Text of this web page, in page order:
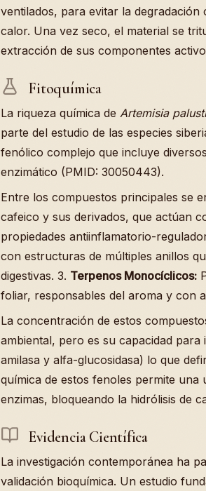
ventilados, para evitar la degradación
calor. Una vez seco, el material se
extracción de sus componentes
Fitoquímica
La riqueza química de Artemisia
parte del estudio de las especies
fenólico complejo que incluye
enzimático (PMID: 30050443).
Entre los compuestos principales se
cafeico y sus derivados, que actúan
propiedades antiinflamatorio-
con estructuras de múltiples anillos
digestivas. 3. Terpenos Monocíclicos:
foliar, responsables del aroma y con
La concentración de estos
ambiental, pero es su capacidad
amilasa y alfa-glucosidasa) lo que
química de estos fenoles permite
enzimas, bloqueando la hidrólisis de
Evidencia Científica
La investigación contemporánea ha
validación bioquímica. Un estudio